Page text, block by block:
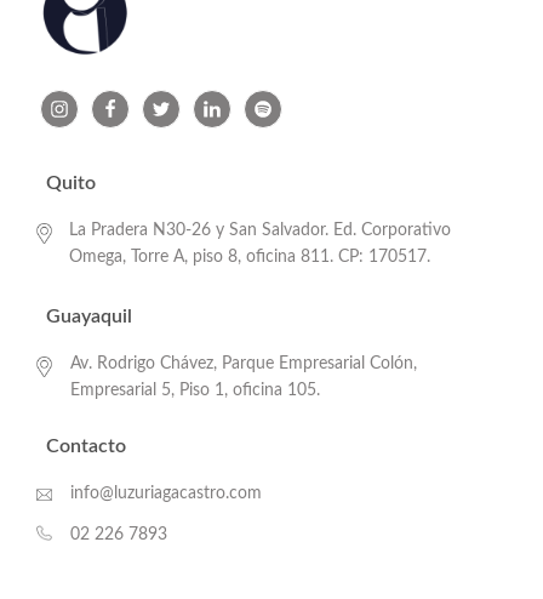
Quito
La Pradera N30-26 y San Salvador. Ed. Corporativo
Omega, Torre A, piso 8, oficina 811. CP: 170517.
Guayaquil
Av. Rodrigo Chávez, Parque Empresarial Colón,
Empresarial 5, Piso 1, oficina 105.
Contacto
info@luzuriagacastro.com
02 226 7893